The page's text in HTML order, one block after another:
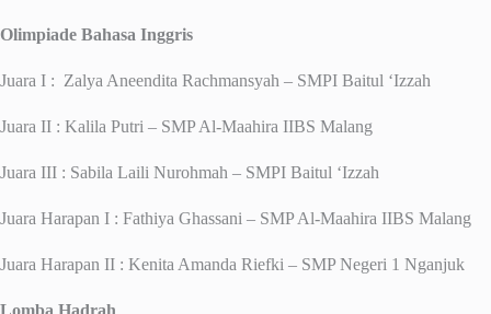
Olimpiade Bahasa Inggris
Juara I : Zalya Aneendita Rachmansyah – SMPI Baitul ‘Izzah
Juara II : Kalila Putri – SMP Al-Maahira IIBS Malang
Juara III : Sabila Laili Nurohmah – SMPI Baitul ‘Izzah
Juara Harapan I : Fathiya Ghassani – SMP Al-Maahira IIBS Malang
Juara Harapan II : Kenita Amanda Riefki – SMP Negeri 1 Nganjuk